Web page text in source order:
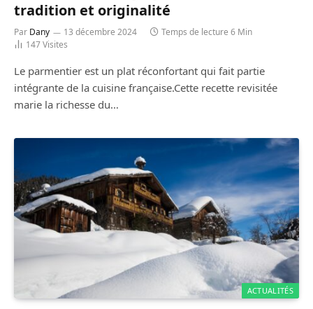
tradition et originalité
Par Dany 13 décembre 2024
Temps de lecture 6 Min
147Visites
Le parmentier est un plat réconfortant qui fait partie
intégrante de la cuisine française.Cette recette revisitée
marie la richesse du…
ACTUALITÉS